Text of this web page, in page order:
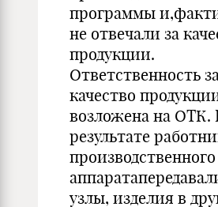
программы
не от­вечали за
продукции.
Ответственность
качество
возложена на ОТК.
результате
произ­водственного
узлы, изделия в